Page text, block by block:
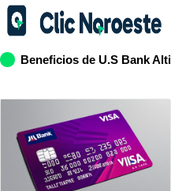
Beneficios de U.S Bank